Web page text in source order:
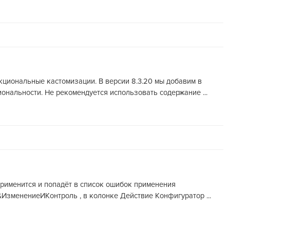
кастомизации. В версии 8.3.20 мы добавим в
Не рекомендуется использовать содержание ...
и попадёт в список ошибок применения
, в колонке Действие Конфигуратор ...